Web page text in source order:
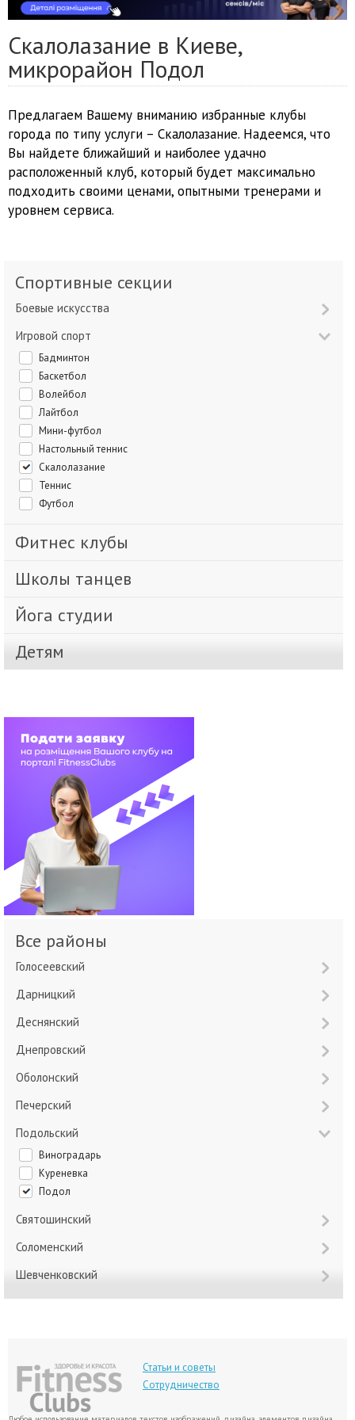
Скалолазание в Киеве,
микрорайон Подол
Предлагаем Вашему вниманию избранные клубы
города по типу услуги – Скалолазание. Надеемся, что
Вы найдете ближайший и наиболее удачно
расположенный клуб, который будет максимально
подходить своими ценами, опытными тренерами и
уровнем сервиса.
Спортивные секции
Боевые искусства
Игровой спорт
Бадминтон
Баскетбол
Волейбол
Лайтбол
Мини-футбол
Настольный теннис
Скалолазание
Теннис
Футбол
Фитнес клубы
Школы танцев
Йога студии
Детям
Все районы
Голосеевский
Дарницкий
Деснянский
Днепровский
Оболонский
Печерский
Подольский
Виноградарь
Куреневка
Подол
Святошинский
Соломенский
Шевченковский
Статьи и советы
Сотрудничество